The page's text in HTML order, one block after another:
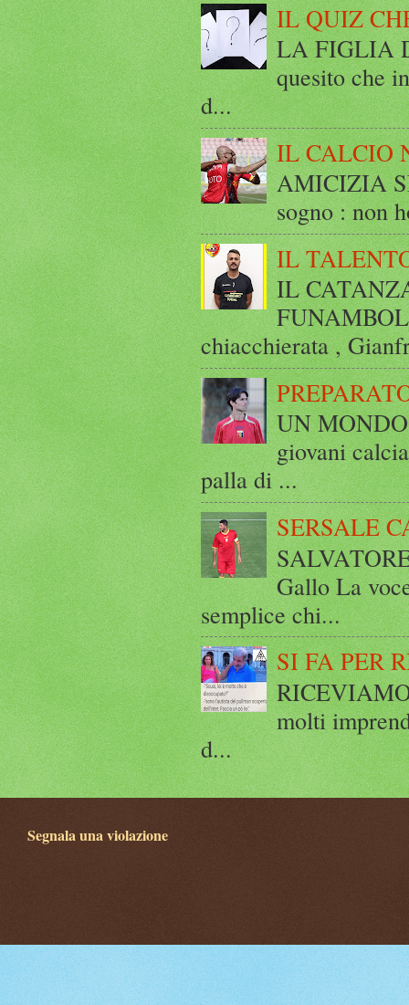
IL QUIZ
LA FIGLIA
quesito che
d...
IL CALCIO
AMICIZIA
sogno : non
IL
IL
chiacchierata ,
UN
giovani
palla di ...
SERSALE
Gallo La
semplice chi...
SI FA PER
molti
d...
Segnala una violazione